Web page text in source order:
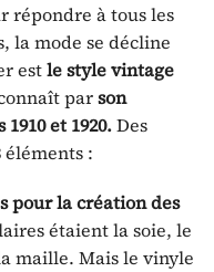
répondre à tous les
la mode se décline
estle style vintage
parson
et 1920.Des
:
pour la création des
étaient la soie, le
maille. Mais le vinyle